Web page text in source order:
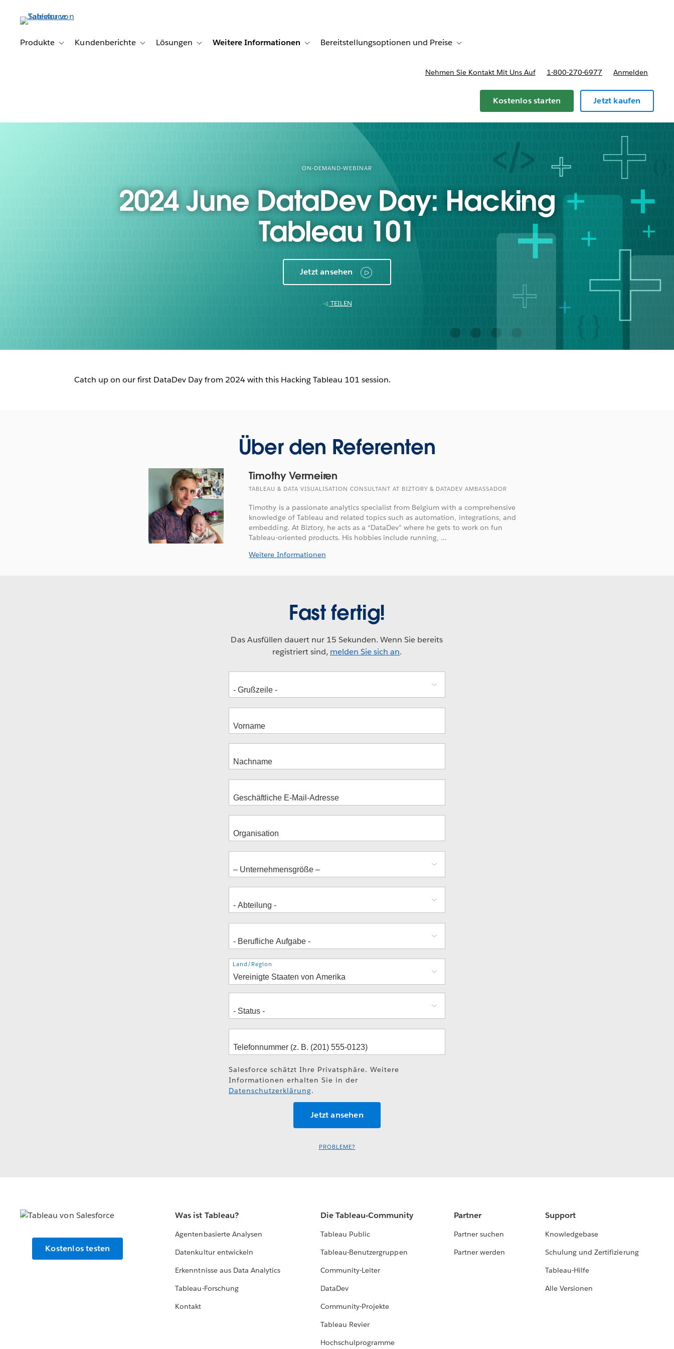
Produkte
Toggle sub-navigation for Produkte
Kundenberichte Toggle sub-navigation for Kundenberichte
Lösungen Toggle sub-navigation for Lösungen
Weitere Informationen Toggle sub-navigation for Weitere Informationen
Bereitstellungsoptionen und Preise Toggle sub-navigation for Bereitstellungsoptionen und Preise
Nehmen Sie Kontakt Mit Uns Auf 1-800-270-6977 Anmelden
Kostenlos starten Jetzt kaufen
ON-DEMAND-WEBINAR
2024 June DataDev Day: Hacking
Tableau 101
Jetzt ansehen
TEILEN
Catch up on our first DataDev Day from 2024 with this Hacking Tableau 101 session.
Über den Referenten
Timothy Vermeiren
TABLEAU & DATA VISUALISATION CONSULTANT AT BIZTORY & DATADEV AMBASSADOR
Timothy is a passionate analytics specialist from Belgium with a comprehensive
knowledge of Tableau and related topics such as automation, integrations, and
embedding. At Biztory, he acts as a “DataDev” where he gets to work on fun
Tableau-oriented products. His hobbies include running, ...
Weitere Informationen
Fast fertig!
Das Ausfüllen dauert nur 15 Sekunden. Wenn Sie bereits
registriert sind, melden Sie sich an.
Adresse
Land/Region
Salesforce schätzt Ihre Privatsphäre. Weitere
Informationen erhalten Sie in der
Datenschutzerklärung.
PROBLEME?
Kostenlos testen
Was ist Tableau?
Agentenbasierte Analysen
Datenkultur entwickeln
Erkenntnisse aus Data Analytics
Tableau-Forschung
Kontakt
Die Tableau-Community
Tableau Public
Tableau-Benutzergruppen
Community-Leiter
DataDev
Community-Projekte
Tableau Revier
Hochschulprogramme
Partner
Partner suchen
Partner werden
Support
Knowledgebase
Schulung und Zertifizierung
Tableau-Hilfe
Alle Versionen